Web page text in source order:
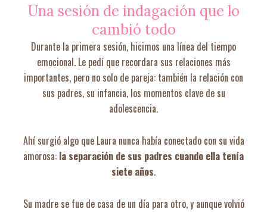
Una sesión de indagación que lo
cambió todo
Durante la primera sesión, hicimos una línea del tiempo
emocional. Le pedí que recordara sus relaciones más
importantes, pero no solo de pareja: también la relación con
sus padres, su infancia, los momentos clave de su
adolescencia.
Ahí surgió algo que Laura nunca había conectado con su vida
amorosa: la separación de sus padres cuando ella tenía
siete años.
Su madre se fue de casa de un día para otro, y aunque volvió